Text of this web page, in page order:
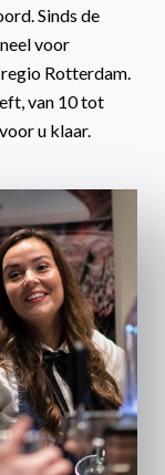
Sinds de
voor
Rotterdam.
van 10 tot
u klaar.